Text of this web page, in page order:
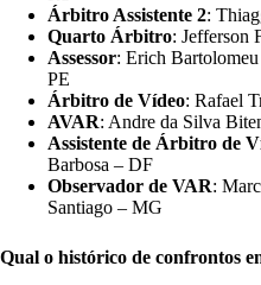
Árbitro Assistente 2:
Quarto Árbitro: Jefferson
Assessor: Erich
PE
Árbitro de Vídeo: Rafael
AVAR: Andre da Silva
Assistente de Árbitro de
Barbosa – DF
Observador de VAR:
Santiago – MG
Qual o histórico de confrontos